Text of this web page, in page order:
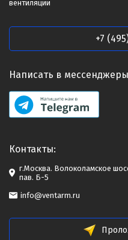
вентиляции
+7
Написать в
Контакты:
г.Москва. Волоколамское
пав. Б-5
info@ventarm.ru